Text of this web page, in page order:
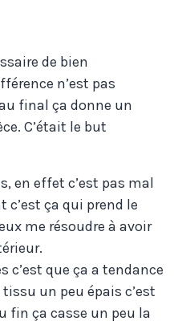
de bien
n’est pas
final ça donne un
C’était le but
en effet c’est pas mal
ça qui prend le
me résoudre à avoir
c’est que ça a tendance
un peu épais c’est
fin ça casse un peu la